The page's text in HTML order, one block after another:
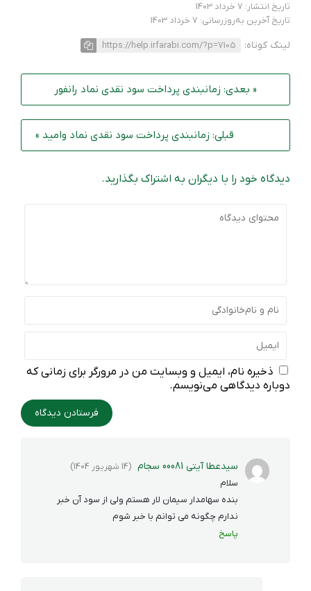
تاریخ انتشار: 7 خرداد 1403
تاریخ آخرین به‌روزرسانی: 7 خرداد 1403
لینک کوتاه: https://help.irfarabi.com/?p=7105
« بعدی: زمانبندی پرداخت سود نقدی نماد رانفور
قبلی: زمانبندی پرداخت سود نقدی نماد وامید »
دیدگاه خود را با دیگران به اشتراک بگذارید.
ذخیره نام، ایمیل و وبسایت من در مرورگر برای زمانی که
دوباره دیدگاهی می‌نویسم.
سيدعطا آیتی 00081 سجام (14 شهریور 1404)
سلام
بنده سهامدار سیمان لار هستم ولی از سود آن خبر
ندارم چگونه می توانم با خبر شوم
پاسخ